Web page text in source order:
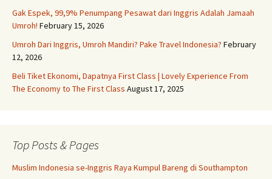
Gak Espek, 99,9% Penumpang Pesawat dari Inggris Adalah Jamaah
Umroh! February 15, 2026
Umroh Dari Inggris, Umroh Mandiri? Pake Travel Indonesia? February
12, 2026
Beli Tiket Ekonomi, Dapatnya First Class | Lovely Experience From
The Economy to The First Class August 17, 2025
Top Posts & Pages
Muslim Indonesia se-Inggris Raya Kumpul Bareng di Southampton